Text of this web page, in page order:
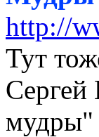
http://
Тут
Сергей
мудры"